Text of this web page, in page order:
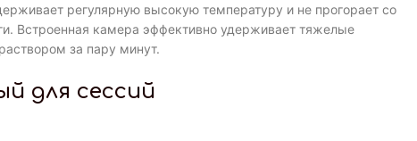
регулярную высокую температуру и не прогорает со
Встроенная камера эффективно удерживает тяжелые
за пару минут.
для сессий